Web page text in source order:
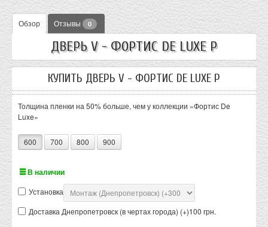
Обзор Отзывы 0
ДВЕРЬ V - ФОРТИС DE LUXE P
КУПИТЬ ДВЕРЬ V - ФОРТИС DE LUXE P
Толщина пленки на 50% больше, чем у коллекции «Фортис De
Luxe»
600 700 800 900
В наличии
Установка
Доставка Днепропетровск (в чертах города) (+ 100 грн.
)